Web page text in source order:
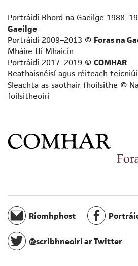
Logainmneoir
Prós-scríbhneoir neamhfhicsin
Scríbhneoir acadúil
Scríbhneoir aistí
Scríbhneoir don aos óg
Scríbhneoir don raidió
Scríbhneoir eolaíochta
Scríbhneoir taistil
Staraí
Údar cuimhní cinn
Úrscéalaí
Úrscéalaí d’fhoghlaimeoirí fásta
Portráidí Bhord na Gaeilge
Gaeilge
Portráidí 2009–2013 © Foras na
Mháire Uí Mhaicín
Portráidí 2017–2019 © COMHAR
Beathaisnéisí agus réiteach
Sleachta as saothair fhoilsithe ©
foilsitheoirí
Ríomhphost
@scribhneoiri ar Twitter